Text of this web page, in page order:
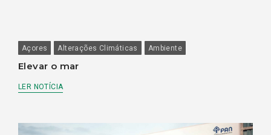
Açores Alterações Climáticas Ambiente
Elevar o mar
LER NOTÍCIA